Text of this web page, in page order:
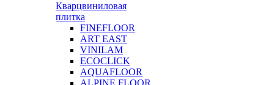
Кварцвиниловая
плитка
FINEFLOOR
ART EAST
VINILAM
ECOCLICK
AQUAFLOOR
ALPINE FLOOR